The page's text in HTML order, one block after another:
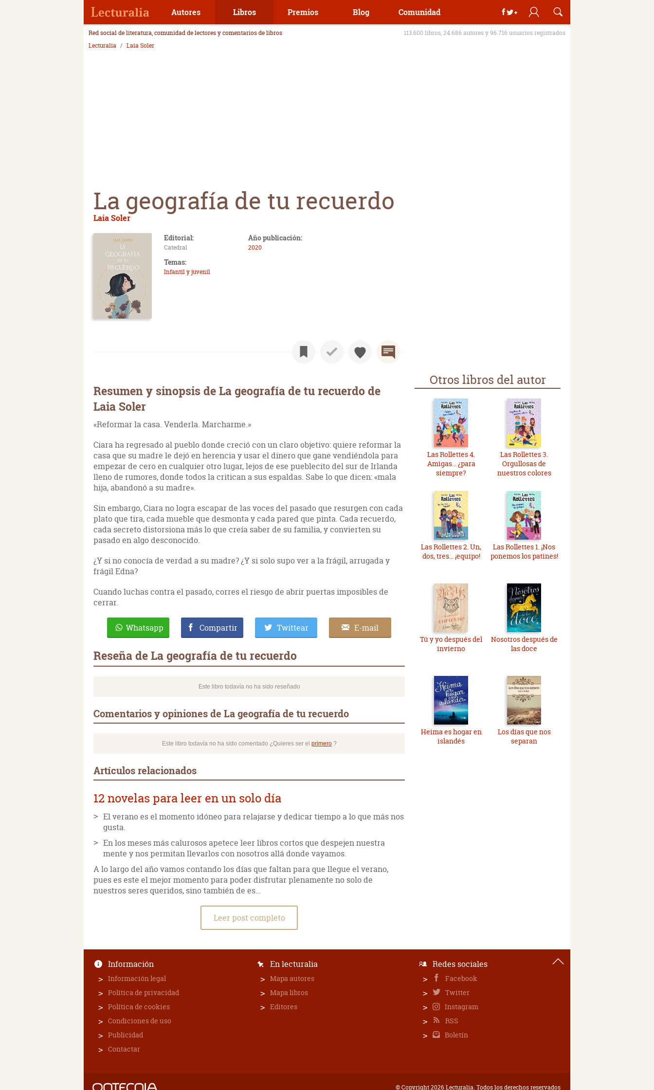
Autores Libros Premios Blog Comunidad
Red social de literatura, comunidad de lectores y comentarios de libros
113.600 libros, 24.686 autores y 96.716 usuarios registrados
Lecturalia
Laia Soler
La geografía de tu recuerdo
Laia Soler
Editorial:
Catedral
Año publicación:
2020
Temas:
Infantil y juvenil
Resumen y sinopsis de La geografía de tu recuerdo de
Laia Soler
«Reformar la casa. Venderla. Marcharme.»
Ciara ha regresado al pueblo donde creció con un claro objetivo: quiere reformar la
casa que su madre le dejó en herencia y usar el dinero que gane vendiéndola para
empezar de cero en cualquier otro lugar, lejos de ese pueblecito del sur de Irlanda
lleno de rumores, donde todos la critican a sus espaldas. Sabe lo que dicen: «mala
hija, abandonó a su madre».
Sin embargo, Ciara no logra escapar de las voces del pasado que resurgen con cada
plato que tira, cada mueble que desmonta y cada pared que pinta. Cada recuerdo,
cada secreto distorsiona más lo que creía saber de su familia, y convierten su
pasado en algo desconocido.
¿Y si no conocía de verdad a su madre? ¿Y si solo supo ver a la frágil, arrugada y
frágil Edna?
Cuando luchas contra el pasado, corres el riesgo de abrir puertas imposibles de
cerrar.
Whatsapp Compartir Twittear E-mail
Reseña de La geografía de tu recuerdo
Este libro todavía no ha sido reseñado
Comentarios y opiniones de La geografía de tu recuerdo
Este libro todavía no ha sido comentado ¿Quieres ser el primero?
Artículos relacionados
12 novelas para leer en un solo día
El verano es el momento idóneo para relajarse y dedicar tiempo a lo que más nos
gusta.
En los meses más calurosos apetece leer libros cortos que despejen nuestra
mente y nos permitan llevarlos con nosotros allá donde vayamos.
A lo largo del año vamos contando los días que faltan para que llegue el verano,
pues es este el mejor momento para poder disfrutar plenamente no solo de
nuestros seres queridos, sino también de es…
Leer post completo
Otros libros del autor
Las Rollettes 4.
Amigas... ¿para
siempre?
Las Rollettes 3.
Orgullosas de
nuestros colores
Las Rollettes 2. Un,
dos, tres... ¡equipo!
Las Rollettes 1. ¡Nos
ponemos los patines!
Tú y yo después del
invierno
Nosotros después de
las doce
Heima es hogar en
islandés
Los días que nos
separan
Información
Información legal
Política de privacidad
Política de cookies
Condiciones de uso
Publicidad
Contactar
En lecturalia
Mapa autores
Mapa libros
Editores
Redes sociales
Facebook
Twitter
Instagram
RSS
Boletín
© Copyright 2026 Lecturalia. Todos los derechos reservados